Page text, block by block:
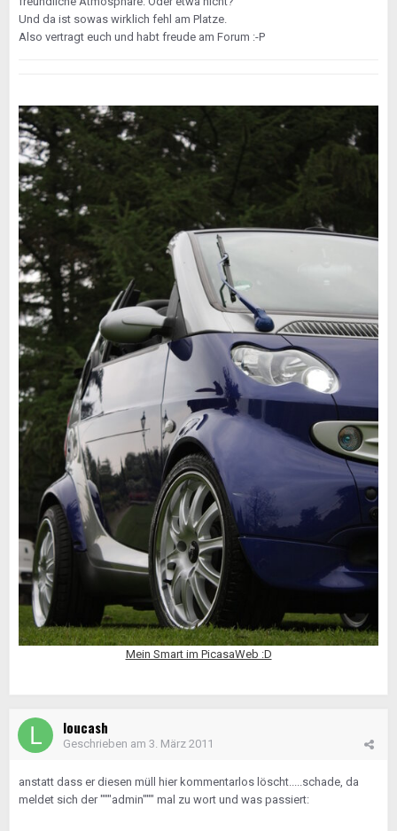
Und da ist sowas wirklich fehl am Platze.
Also vertragt euch und habt freude am Forum :-P
Mein Smart im PicasaWeb :D
loucash
Geschrieben am 3. März 2011
anstatt dass er diesen müll hier kommentarlos löscht.....schade, da
meldet sich der """admin""" mal zu wort und was passiert: